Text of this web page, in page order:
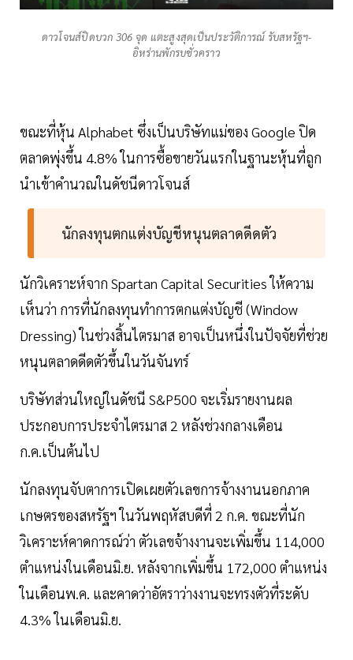
ดาวโจนส์ปิดบวก 306 จุด แตะสูงสุดเป็นประวัติการณ์ รับสหรัฐฯ-
อิหร่านพักรบชั่วคราว
ขณะที่หุ้น Alphabet ซึ่งเป็นบริษัทแม่ของ Google ปิด
ตลาดพุ่งขึ้น 4.8% ในการซื้อขายวันแรกในฐานะหุ้นที่ถูก
นำเข้าคำนวณในดัชนีดาวโจนส์
นักลงทุนตกแต่งบัญชีหนุนตลาดดีดตัว
นักวิเคราะห์จาก Spartan Capital Securities ให้ความ
เห็นว่า การที่นักลงทุนทำการตกแต่งบัญชี (Window
Dressing) ในช่วงสิ้นไตรมาส อาจเป็นหนึ่งในปัจจัยที่ช่วย
หนุนตลาดดีดตัวขึ้นในวันจันทร์
บริษัทส่วนใหญ่ในดัชนี S&P500 จะเริ่มรายงานผล
ประกอบการประจำไตรมาส 2 หลังช่วงกลางเดือน
ก.ค.เป็นต้นไป
นักลงทุนจับตาการเปิดเผยตัวเลขการจ้างงานนอกภาค
เกษตรของสหรัฐฯ ในวันพฤหัสบดีที่ 2 ก.ค. ขณะที่นัก
วิเคราะห์คาดการณ์ว่า ตัวเลขจ้างงานจะเพิ่มขึ้น 114,000
ตำแหน่งในเดือนมิ.ย. หลังจากเพิ่มขึ้น 172,000 ตำแหน่ง
ในเดือนพ.ค. และคาดว่าอัตราว่างงานจะทรงตัวที่ระดับ
4.3% ในเดือนมิ.ย.